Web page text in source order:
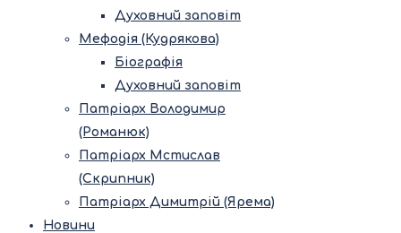
Духовний заповіт
Мефодія (Кудрякова)
Біографія
Духовний заповіт
Патріарх Володимир
(Романюк)
Патріарх Мстислав
(Скрипник)
Патріарх Димитрій (Ярема)
Новини